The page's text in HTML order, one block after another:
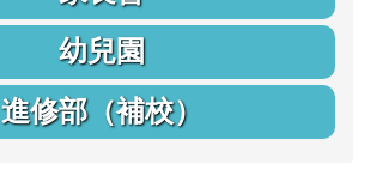
幼兒園
進修部（補校）